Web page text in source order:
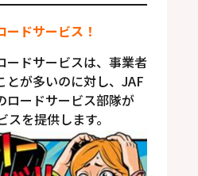
ドサービス！
ードサービスは、事業者
とが多いのに対し、JAF
ロードサービス部隊が
を提供します。